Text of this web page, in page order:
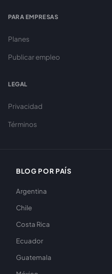
PARA EMPRESAS
Planes
Publicar empleo
LEGAL
Privacidad
Términos
BLOG POR PAÍS
Argentina
Chile
Costa Rica
Ecuador
Guatemala